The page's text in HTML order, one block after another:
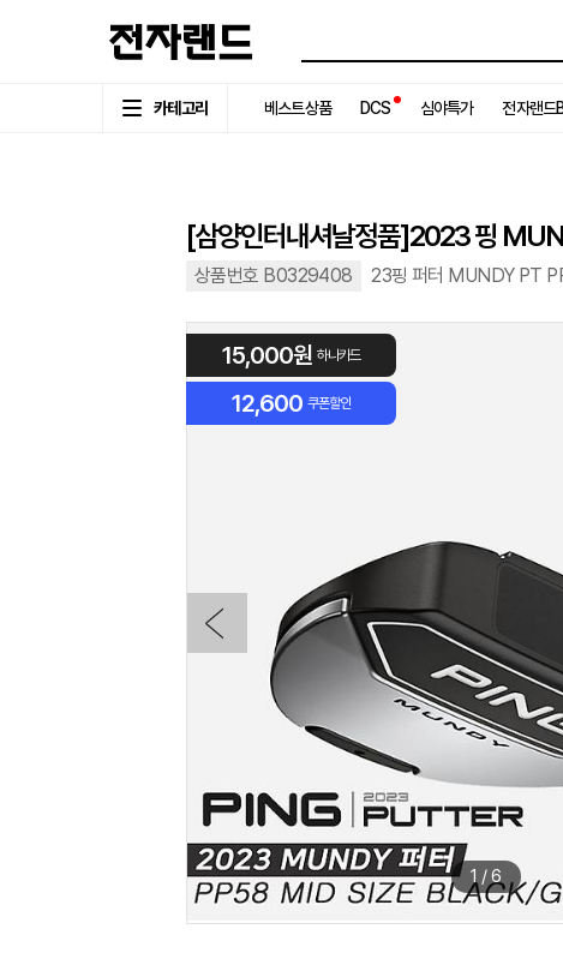
카테고리 베스트상품 DCS 심야특가 전자랜드
[삼양인터내셔날정품]2023 핑
상품번호 B0329408 23핑 퍼터 MUNDY PT
15,000원 하나카드
12,600 쿠폰할인
1 /6